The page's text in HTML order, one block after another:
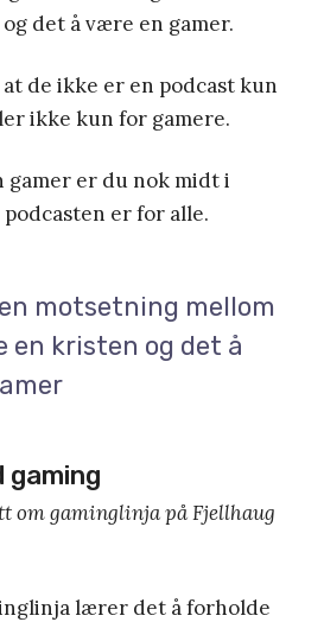
det å være en gamer.
de ikke er en podcast kun
ikke kun for gamere.
gamer er du nok midt i
er for alle.
motsetning mellom
en kristen og det å
gaming
om gaminglinja på Fjellhaug
lærer det å forholde